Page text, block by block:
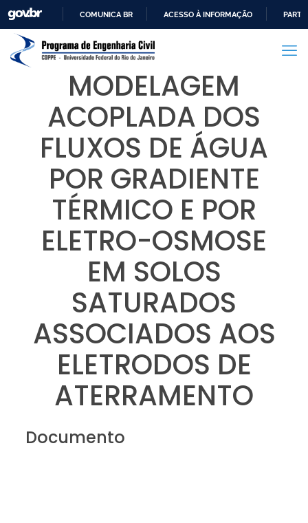
PARA
CONTEÚDO
COMUNICA BR ACESSO À INFORMAÇÃO
MODELAGEM
ACOPLADA DOS
FLUXOS DE ÁGUA
POR GRADIENTE
TÉRMICO E POR
ELETRO-OSMOSE
EM SOLOS
SATURADOS
ASSOCIADOS AOS
ELETRODOS DE
ATERRAMENTO
Documento